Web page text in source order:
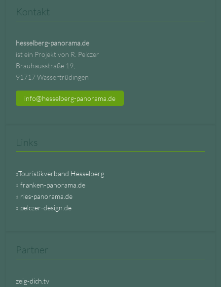
Kontakt
hesselberg-panorama.de
ist ein Projekt von R. Pelczer
Brauhausstraße 19,
91717 Wassertrüdingen
info@hesselberg-panorama.de
Links
»Touristikverband Hesselberg
» franken-panorama.de
» ries-panorama.de
» pelczer-design.de
Partner
zeig-dich.tv